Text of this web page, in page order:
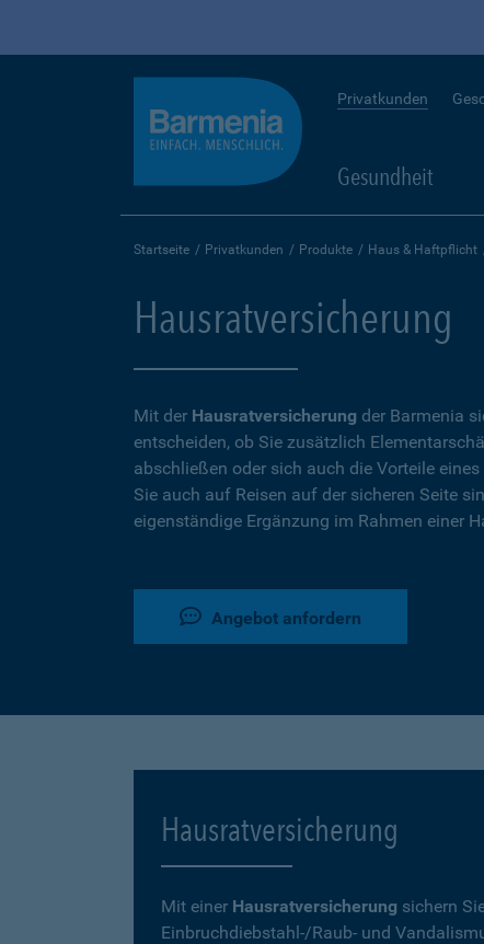
Privatkunden
Gesundheit
Startseite Privatkunden Produkte Haus & Haftpflicht
Hausratversicherung
Mit der Hausratversicherung der Barmenia
entscheiden, ob Sie zusätzlich
abschließen oder sich auch die Vorteile
Sie auch auf Reisen auf der sicheren Seite
eigenständige Ergänzung im Rahmen einer
Angebot anfordern
Hausratversicherung
Mit einer Hausratversicherung sichern
Einbruchdiebstahl-/Raub- und